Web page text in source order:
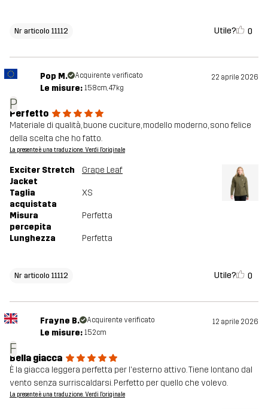
Nr articolo 11112 Utile? 0
P
Pop M. Acquirente verificato 22 aprile 2026
Le misure: 158cm, 47kg
Perfetto
Materiale di qualità, buone cuciture, modello moderno, sono felice
della scelta che ho fatto.
La presente è una traduzione. Verdi l'originale
Exciter Stretch
Jacket
Grape Leaf
Taglia
acquistata
XS
Misura
percepita
Perfetta
Lunghezza Perfetta
Nr articolo 11112 Utile? 0
F
Frayne B. Acquirente verificato 12 aprile 2026
Le misure: 152cm
Bella giacca
È la giacca leggera perfetta per l'esterno attivo. Tiene lontano dal
vento senza surriscaldarsi. Perfetto per quello che volevo.
La presente è una traduzione. Verdi l'originale